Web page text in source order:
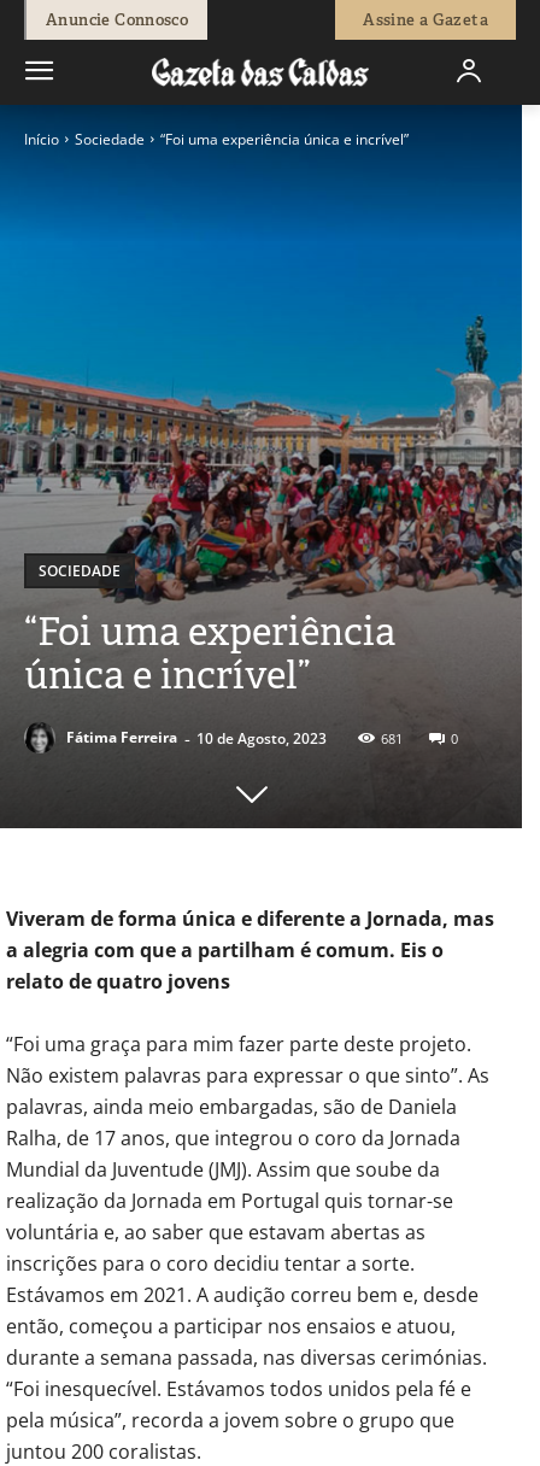
Anuncie Connosco Assine a Gazeta
Início Sociedade “Foi uma experiência única e incrível”
SOCIEDADE
“Foi uma experiência
única e incrível”
Fátima Ferreira - 10 de Agosto, 2023 681 0
Viveram de forma única e diferente a Jornada, mas
a alegria com que a partilham é comum. Eis o
relato de quatro jovens
“Foi uma graça para mim fazer parte deste projeto.
Não existem palavras para expressar o que sinto”. As
palavras, ainda meio embargadas, são de Daniela
Ralha, de 17 anos, que integrou o coro da Jornada
Mundial da Juventude (JMJ). Assim que soube da
realização da Jornada em Portugal quis tornar-se
voluntária e, ao saber que estavam abertas as
inscrições para o coro decidiu tentar a sorte.
Estávamos em 2021. A audição correu bem e, desde
então, começou a participar nos ensaios e atuou,
durante a semana passada, nas diversas cerimónias.
“Foi inesquecível. Estávamos todos unidos pela fé e
pela música”, recorda a jovem sobre o grupo que
juntou 200 coralistas.